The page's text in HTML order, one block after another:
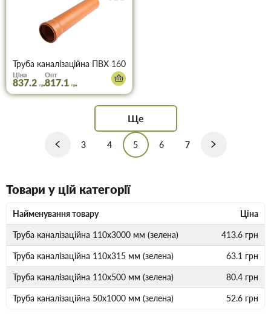
Труба каналізаційна ПВХ 160х3000х3,2 (руда)
Ціна
837.2 грн
Опт
817.1 грн
Ще
3 4 5 6 7
Товари у цій категорії
Найменування товару Ціна
Труба каналізаційна 110х3000 мм (зелена) 413.6 грн
Труба каналізаційна 110х315 мм (зелена) 63.1 грн
Труба каналізаційна 110х500 мм (зелена) 80.4 грн
Труба каналізаційна 50х1000 мм (зелена) 52.6 грн